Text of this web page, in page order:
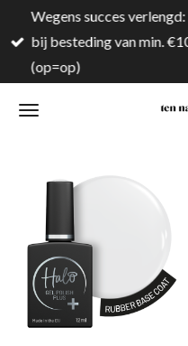
direct
naar
hoofdinhoud
Wegens succes
bij besteding van min.
(op=op)